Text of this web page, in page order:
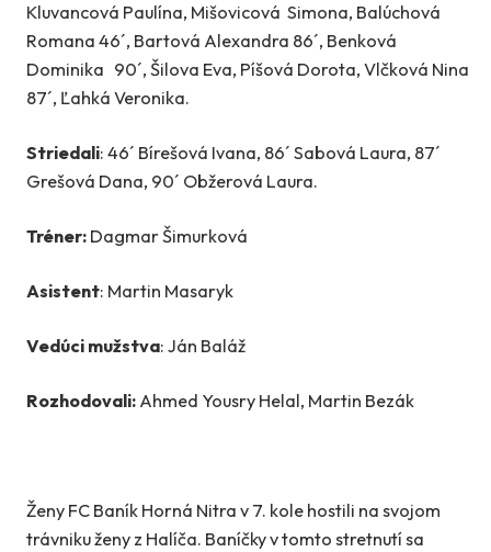
Kluvancová Paulína, Mišovicová Simona, Balúchová
Romana 46´, Bartová Alexandra 86´, Benková
Dominika 90´, Šilova Eva, Píšová Dorota, Vlčková Nina
87´, Ľahká Veronika.
Striedali: 46´ Bírešová Ivana, 86´ Sabová Laura, 87´
Grešová Dana, 90´ Obžerová Laura.
Tréner: Dagmar Šimurková
Asistent: Martin Masaryk
Vedúci mužstva: Ján Baláž
Rozhodovali: Ahmed Yousry Helal, Martin Bezák
Ženy FC Baník Horná Nitra v 7. kole hostili na svojom
trávniku ženy z Halíča. Baníčky v tomto stretnutí sa